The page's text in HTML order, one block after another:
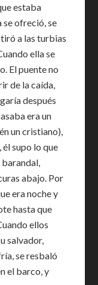
estaba
se ofreció, se
a las turbias
ella se
El puente no
de la caída,
después
era un
un cristiano),
él supo lo que
barandal,
abajo. Por
era noche y
hasta que
ellos
salvador,
se resbaló
el barco, y